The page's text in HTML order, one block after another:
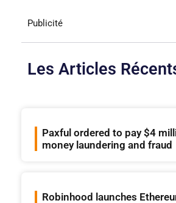
Publicité
Les Articles
Paxful ordered to pay $4
money laundering and fraud
Robinhood launches